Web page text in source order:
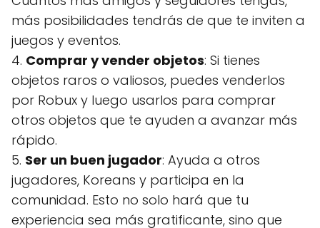
más posibilidades tendrás de que te inviten a
juegos y eventos.
4. Comprar y vender objetos: Si tienes
objetos raros o valiosos, puedes venderlos
por Robux y luego usarlos para comprar
otros objetos que te ayuden a avanzar más
rápido.
5. Ser un buen jugador: Ayuda a otros
jugadores, Koreans y participa en la
comunidad. Esto no solo hará que tu
experiencia sea más gratificante, sino que